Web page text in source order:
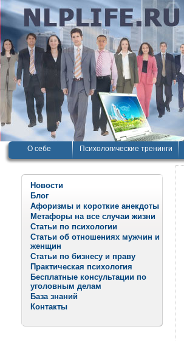
О себе Психологические тренинги
Новости
Блог
Афоризмы и короткие анекдоты
Метафоры на все случаи жизни
Статьи по психологии
Статьи об отношениях мужчин и
женщин
Статьи по бизнесу и праву
Практическая психология
Бесплатные консультации по
уголовным делам
База знаний
Контакты